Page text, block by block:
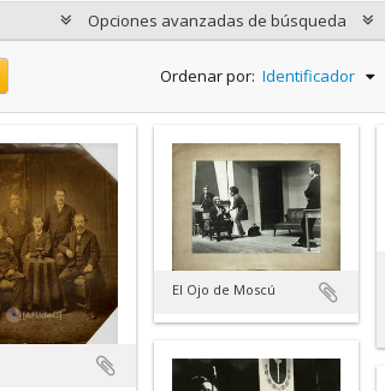
Opciones avanzadas de búsqueda
Ordenar por: Identificador
El Ojo de Moscú